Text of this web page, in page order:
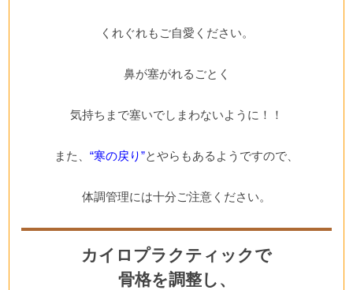
くれぐれもご自愛ください。
鼻が塞がれるごとく
気持ちまで塞いでしまわないように！！
また、 “寒の戻り”とやらもあるようですので、
体調管理には十分ご注意ください。
カイロプラクティックで
骨格を調整し、